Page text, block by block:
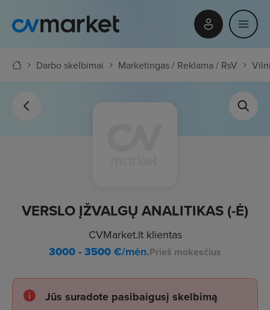
Darbo skelbimai Marketingas / Reklama / RsV
VERSLO ĮŽVALGŲ ANALITIKAS (-Ė)
CVMarket.lt klientas
3000 - 3500€/mėn.Prieš mokesčius
Jūs suradote pasibaigusį skelbimą